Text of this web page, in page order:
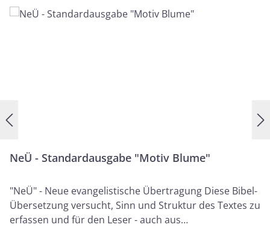
Worte erinnern daran, dass Gottes Liebe und sein
NeÜ - Standardausgabe "Motiv Blume"
"NeÜ" - Neue evangelistische Übertragung Diese Bibel-
Übersetzung versucht, Sinn und Struktur des Textes zu
erfassen und für den Leser - auch aus